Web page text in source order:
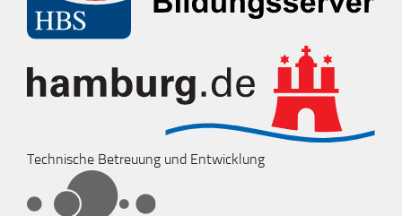
Technische Betreuung und Entwicklung